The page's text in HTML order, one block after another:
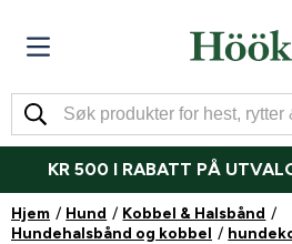
KR 500 I RABATT PÅ
Hjem Hund
Kobbel & Halsbånd
Hundehalsbånd og kobbel